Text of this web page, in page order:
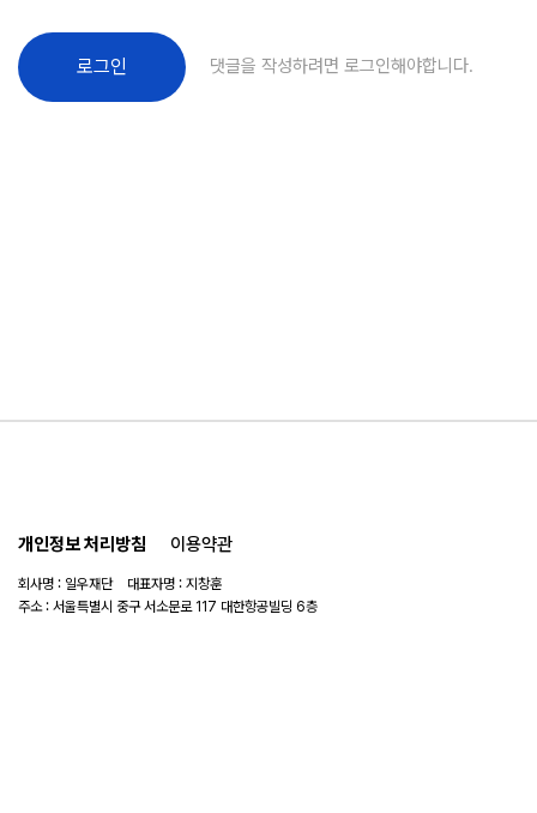
로그인 댓글을 작성하려면 로그인해야합니다.
개인정보 처리방침 이용약관
회사명 : 일우재단 대표자명 : 지창훈
주소 : 서울특별시 중구 서소문로 117 대한항공빌딩 6층